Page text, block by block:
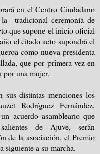
en el Centro Ciudadano
tradicional ceremonia de
que supone el inicio oficial
el citado acto supondrá el
como nueva presidenta
que por primera vez en
por una mujer.
distintas menciones los
Rodríguez Fernández,
acuerdo asambleario que
de Ajuve, serán
de la asociación, el Premio
siguiente a su marcha.